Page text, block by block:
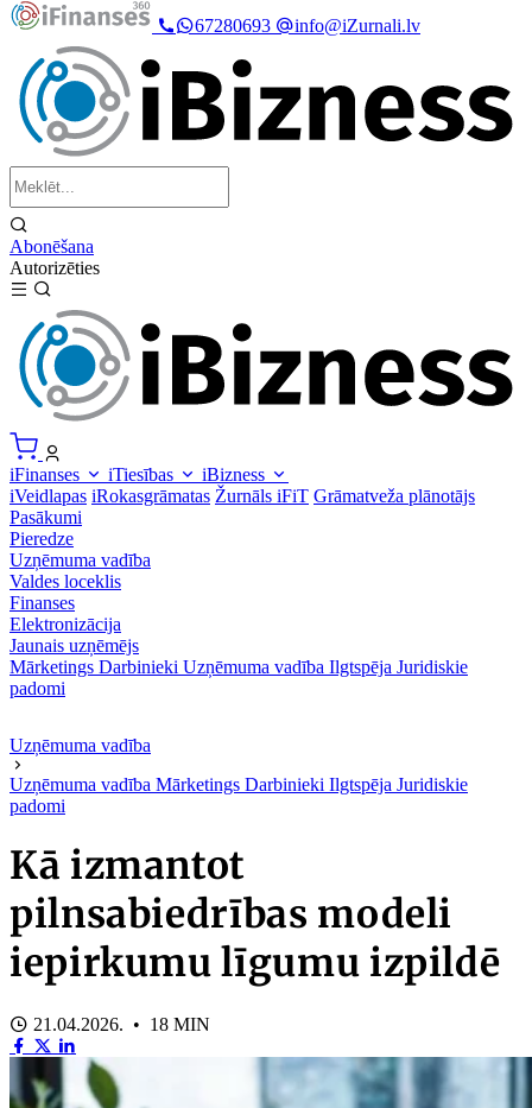
67280693
info@iZurnali.lv
Abonēšana
Autorizēties
iFinanses iTiesības
iBizness
iVeidlapas iRokasgrāmatas Žurnāls iFiT Grāmatveža plānotājs
Pasākumi
Pieredze
Uzņēmuma vadība
Valdes loceklis
Finanses
Elektronizācija
Jaunais uzņēmējs
Mārketings Darbinieki Uzņēmuma vadība Ilgtspēja Juridiskie
padomi
Uzņēmuma vadība
Uzņēmuma vadība Mārketings Darbinieki Ilgtspēja Juridiskie
padomi
Kā izmantot
pilnsabiedrības modeli
iepirkumu līgumu izpildē
21.04.2026. • 18 MIN